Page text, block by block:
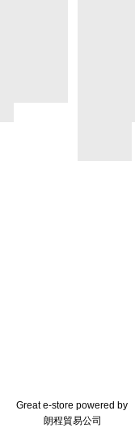
Great e-store powered by
朗程貿易公司